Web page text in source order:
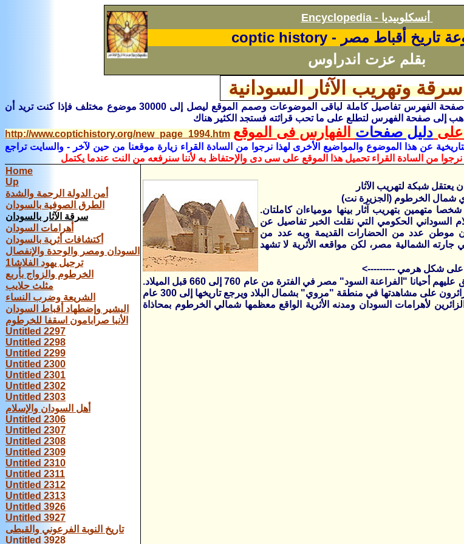
Encyclopedia - أنسكلوبيديا
تاريخ أقباط مصر - coptic history
بقلم عزت اندراوس
سرقة وتهريب الآثار السودانية
هناك فى صفحة خاصة أسمها صفحة الفهرس تفاصيل كاملة لباقى الموضوعات وصمم الموقع ليصل إلى 30000 موضوع مختلف فإذا كنت تريد أن
إلى صفحة الفهرس لتطلع على ما تحب قرائته فستجد الكثير هناك
علىدليل صفحاتالفهارس فى الموقع http://www.coptichistory.org/new_page_1994.htm
عن هذا الموضوع والمواضيع الأخرى لهذا نرجوا من السادة القراء زيارة موقعنا من حين لآخر - والسايت تراجع
من السادة القراء تحميل هذا الموقع على سى دى والإحتفاظ به لأننا سنرفعه من النت عندما يكتمل
Home
Up
أمن الدولة الرحمة والشدة
الطرق الصوفية بالسودان
سرقة الآثار بالسودان
أهرامات السودان
أكتشافات أثرية بالسودان
السودان ومصر والوحدة والإنفصال
ترحيل يهود الفلاشا1
الخرطوم والزواج بأربع
مثلث حلايب
الشريعة وضرب النساء
البشير وإضطهاد أقباط السودان
الأنبا صرابامون اسقفا للخرطوم
Untitled 2297
Untitled 2298
Untitled 2299
Untitled 2300
Untitled 2301
Untitled 2302
Untitled 2303
أهل السودان والإسلام
Untitled 2306
Untitled 2307
Untitled 2308
Untitled 2309
Untitled 2310
Untitled 2311
Untitled 2312
Untitled 2313
Untitled 3926
Untitled 3927
تاريخ النوبة الفرعوني والقبطى
Untitled 3928
يعتقل شبكة لتهريب الآثار
شمال الخرطوم (الجزيرة نت)
اعتقلت السلطات السودانية 12 شخصا متهمين بتهريب آثار بينها مومياءان كاملتان.
السوداني الحكومي التي نقلت الخبر تفاصيل عن
موطن عدد من الحضارات القديمة وبه عدد من
جارته الشمالية مصر، لكن مواقعه الأثرية لا تشهد
على شكل هرمي --------->
وحكم الملوك النوبيون الذين يطلق عليهم أحيانا "الفراعنة السود" مصر في الفترة من عام 760 إلى 660 قبل الميلاد.
وتقع أكثر الأهرامات التي يقبل الزائرون على مشاهدتها في منطقة "مروي" بشمال البلاد ويرجع تاريخها إلى 300 عام
لأهرامات السودان ومدنه الأثرية الواقع معظمها شمالي الخرطوم بمحاذاة